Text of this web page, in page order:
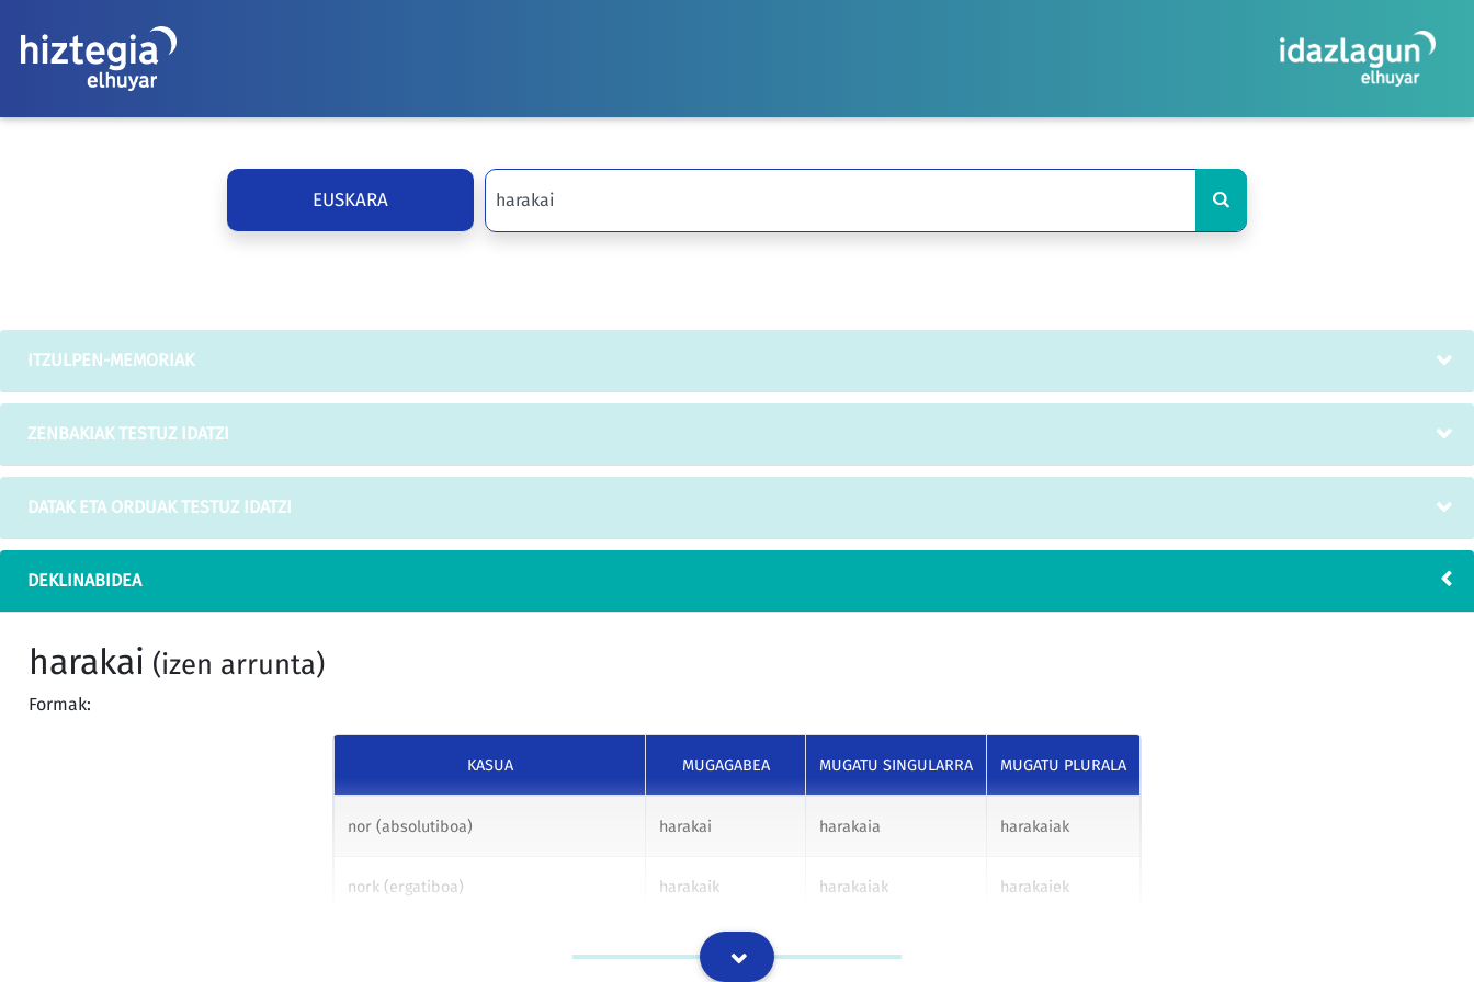
EUSKARA
ITZULPEN-MEMORIAK
ZENBAKIAK TESTUZ IDATZI
DATAK ETA ORDUAK TESTUZ IDATZI
DEKLINABIDEA
harakai (izen arrunta)
Formak:
KASUA MUGAGABEA MUGATU SINGULARRA MUGATU PLURALA
nor (absolutiboa) harakai harakaia harakaiak
nork (ergatiboa) harakaik harakaiak harakaiek
harakairi